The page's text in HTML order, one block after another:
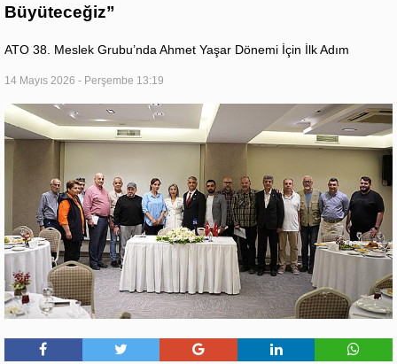
Büyüteceğiz”
ATO 38. Meslek Grubu’nda Ahmet Yaşar Dönemi İçin İlk Adım
14 Mayıs 2026 - Perşembe 13:19